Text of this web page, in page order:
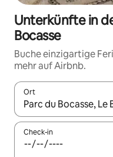
Unterkünfte in
Bocasse
Buche einzigartige
mehr auf Airbnb.
Ort
Wenn Ergebnisse
Check-in